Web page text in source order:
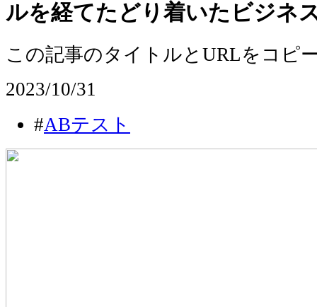
ルを経てたどり着いたビジネ
この記事のタイトルとURLをコピ
2023/10/31
#ABテスト